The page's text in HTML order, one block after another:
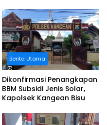
Jalan Rusak
Berita Utama
Dikonfirmasi Penangkapan
BBM Subsidi Jenis Solar,
Kapolsek Kangean Bisu